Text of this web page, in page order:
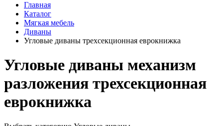
Главная
Каталог
Мягкая мебель
Диваны
Угловые диваны трехсекционная еврокнижка
Угловые диваны механизм
разложения трехсекционная
еврокнижка